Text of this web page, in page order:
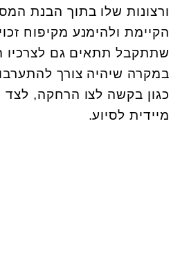
ורצונות שלו בתוך הבנת
הקיימת ולהימנע מקיפוח
שתתקבל תתאים גם לצרכיו
במקרה שיהיה צורך
כגון בקשה לצו הרחקה,
מיידית לסיוע.